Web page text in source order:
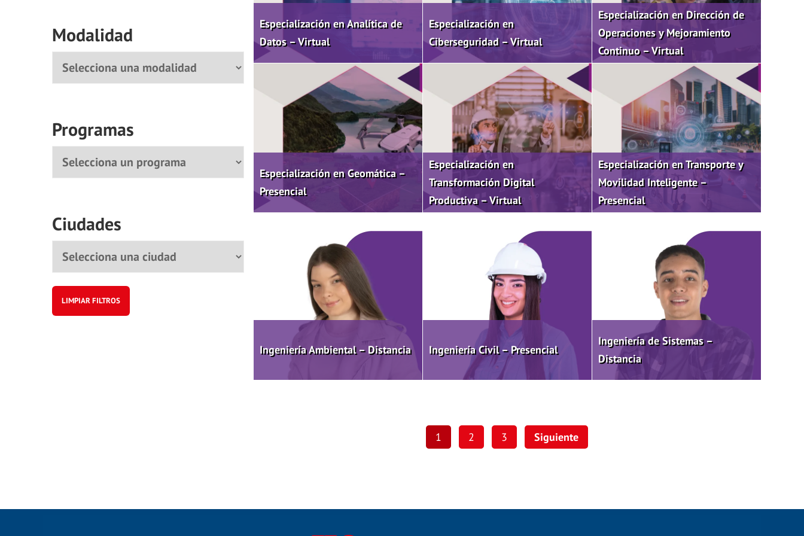
Modalidad
Programas
Ciudades
LIMPIAR FILTROS
Especialización en Analítica de
Datos – Virtual
Especialización en
Ciberseguridad – Virtual
Especialización en Dirección de
Operaciones y Mejoramiento
Continuo – Virtual
Especialización en Geomática –
Presencial
Especialización en
Transformación Digital
Productiva – Virtual
Especialización en Transporte y
Movilidad Inteligente –
Presencial
Ingeniería Ambiental – Distancia Ingeniería Civil – Presencial
Ingeniería de Sistemas –
Distancia
1 2 3 Siguiente